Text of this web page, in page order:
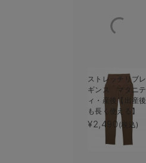
ストレッチリブレ
ギンス マタニテ
ィ・産後【出産後
も長く使える】
¥2,490 (税込)